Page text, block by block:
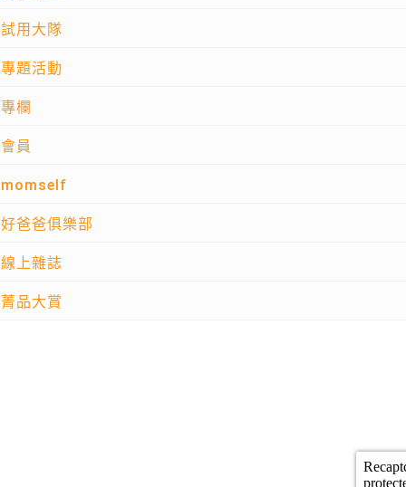
試用大隊
專題活動
專欄
會員
momself
好爸爸俱樂部
線上雜誌
菁品大賞